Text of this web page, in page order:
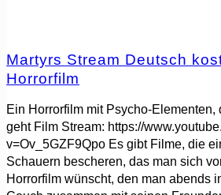
Martyrs Stream Deutsch
Horrorfilm
Ein Horrorfilm mit Psycho-Elementen,
geht Film Stream: https://
v=Ov_5GZF9Qpo Es gibt Filme, die
Schauern bescheren, das man sich
Horrorfilm wünscht, den man abends